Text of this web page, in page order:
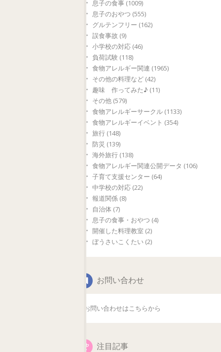
息子の食事 (1009)
息子のおやつ (555)
グルテンフリー (162)
誤食事故 (9)
小学校の対応 (46)
負荷試験 (118)
食物アレルギー関連 (1965)
その他の料理など (42)
趣味 作ってみた♪ (11)
その他 (579)
食物アレルギーサークル (1133)
食物アレルギーイベント (354)
旅行 (148)
防災 (139)
海外旅行 (138)
食物アレルギー関連公開データ (106)
子育て支援センター (64)
中学校の対応 (22)
報道関係 (8)
自治体 (7)
息子の食事・おやつ (4)
開催した料理教室 (2)
ぼうさいこくたい (2)
お問い合わせ
お問い合わせはこちらから
注目記事